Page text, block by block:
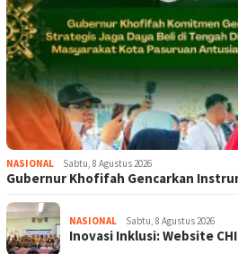
NASIONAL Sabtu, 8 Agustus 2026
Gubernur Khofifah Gencarkan
NASIONAL Sabtu, 8 Agustus 2026
Inovasi Inklusi: Website